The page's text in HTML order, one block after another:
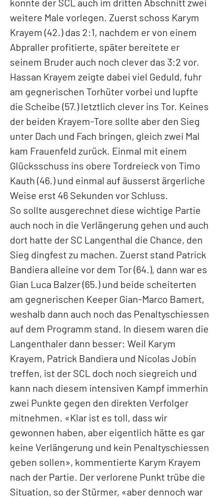
weitere Male vorlegen. Zuerst schoss Karym
Krayem (42.) das 2:1, nachdem er von einem
Abpraller profitierte, später bereitete er
seinem Bruder auch noch clever das 3:2 vor.
Hassan Krayem zeigte dabei viel Geduld, fuhr
am gegnerischen Torhüter vorbei und lupfte
die Scheibe (57.) letztlich clever ins Tor. Keines
der beiden Krayem-Tore sollte aber den Sieg
unter Dach und Fach bringen, gleich zwei Mal
kam Frauenfeld zurück. Einmal mit einem
Glücksschuss ins obere Tordreieck von Timo
Kauth (46.) und einmal auf äusserst ärgerliche
Weise erst 46 Sekunden vor Schluss.
So sollte ausgerechnet diese wichtige Partie
auch noch in die Verlängerung gehen und auch
dort hatte der SC Langenthal die Chance, den
Sieg dingfest zu machen. Zuerst stand Patrick
Bandiera alleine vor dem Tor (64.), dann war es
Gian Luca Balzer (65.) und beide scheiterten
am gegnerischen Keeper Gian-Marco Bamert,
weshalb dann auch noch das Penaltyschiessen
auf dem Programm stand. In diesem waren die
Langenthaler dann besser: Weil Karym
Krayem, Patrick Bandiera und Nicolas Jobin
treffen, ist der SCL doch noch siegreich und
kann nach diesem intensiven Kampf immerhin
zwei Punkte gegen den direkten Verfolger
mitnehmen. «Klar ist es toll, dass wir
gewonnen haben, aber eigentlich hätte es gar
keine Verlängerung und kein Penaltyschiessen
geben sollen», kommentierte Karym Krayem
nach der Partie. Der verlorene Punkt trübe die
Situation, so der Stürmer, «aber dennoch war